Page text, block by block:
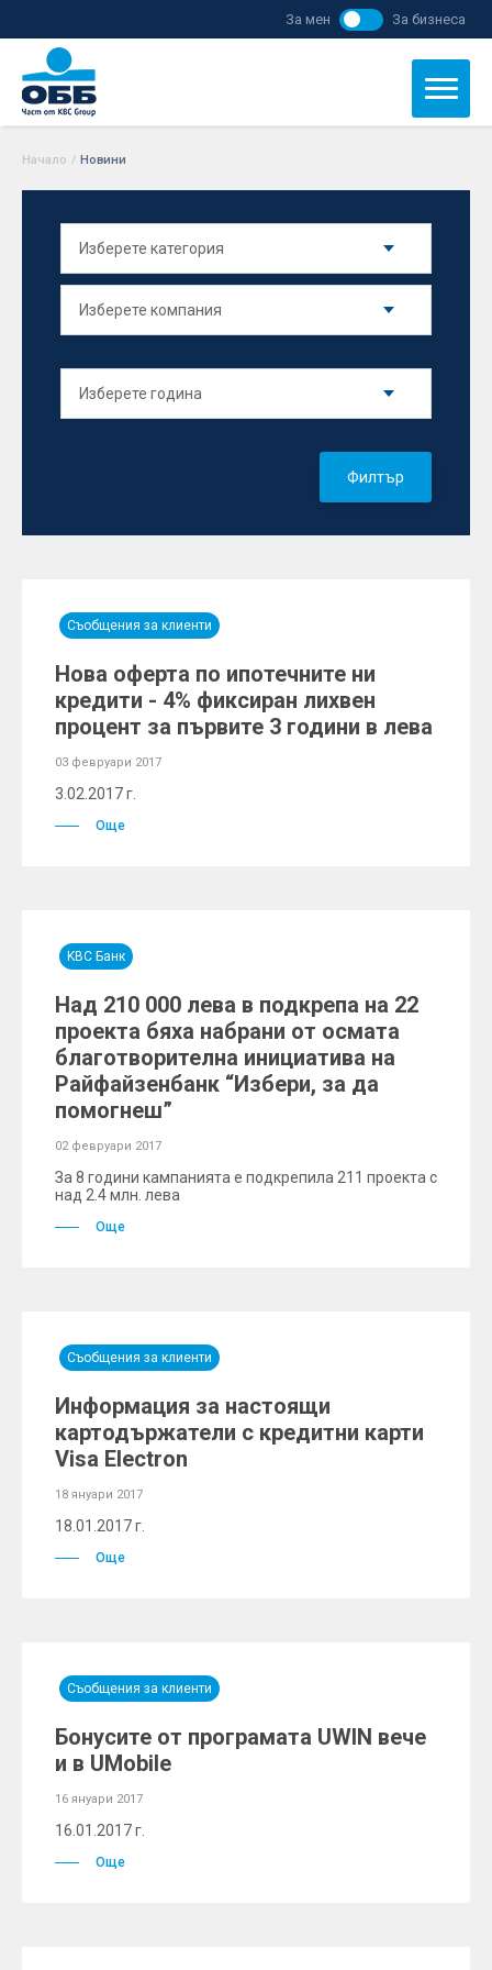
За мен За бизнеса
Начало / Новини
Филтър
Съобщения за клиенти
Нова оферта по ипотечните ни
кредити - 4% фиксиран лихвен
процент за първите 3 години в лева
03 февруари 2017
3.02.2017 г.
Още
KBC Банк
Над 210 000 лева в подкрепа на 22
проекта бяха набрани от осмата
благотворителна инициатива на
Райфайзенбанк “Избери, за да
помогнеш”
02 февруари 2017
За 8 години кампанията е подкрепила 211 проекта с
над 2.4 млн. лева
Още
Съобщения за клиенти
Информация за настоящи
картодържатели с кредитни карти
Visa Electron
18 януари 2017
18.01.2017 г.
Още
Съобщения за клиенти
Бонусите от програмата UWIN вече
и в UMobile
16 януари 2017
16.01.2017 г.
Още